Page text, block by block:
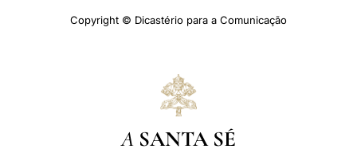
Copyright © Dicastério para a Comunicação
A SANTA SÉ